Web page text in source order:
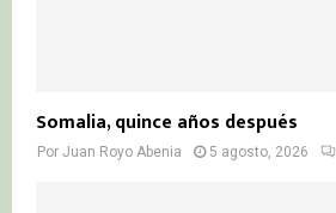
Somalia, quince años después
Por Juan Royo Abenia 5 agosto, 2026